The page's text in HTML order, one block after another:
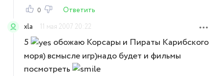
0
Ответить
xla
11 мая 2007 20:22
5
обожаю Корсары и Пираты Карибского
моря) всмысле игр)надо будет и фильмы
посмотреть